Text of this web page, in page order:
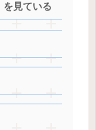
を見ている